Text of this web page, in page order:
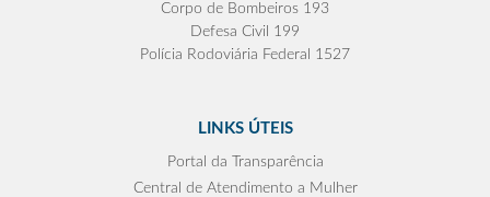
Corpo de Bombeiros 193
Defesa Civil 199
Polícia Rodoviária Federal 1527
LINKS ÚTEIS
Portal da Transparência
Central de Atendimento a Mulher